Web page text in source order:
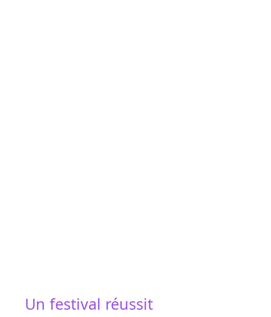
Un festival réussit